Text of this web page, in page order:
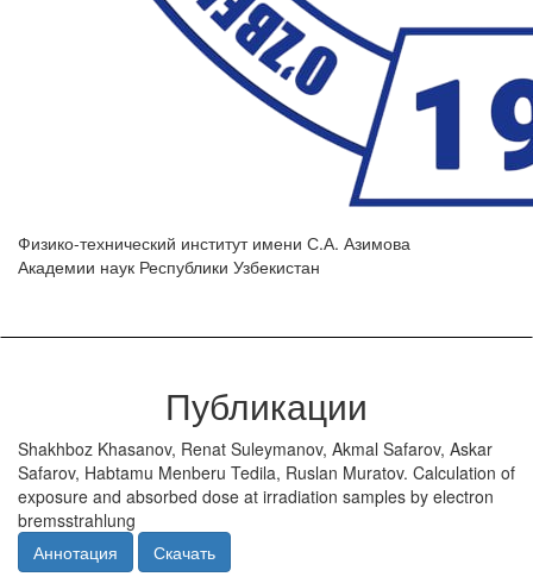
Физико-технический институт имени С.А. Азимова
Академии наук Республики Узбекистан
Публикации
Shakhboz Khasanov, Renat Suleymanov, Akmal Safarov, Askar
Safarov, Habtamu Menberu Tedila, Ruslan Muratov. Calculation of
exposure and absorbed dose at irradiation samples by electron
bremsstrahlung
Аннотация
Скачать